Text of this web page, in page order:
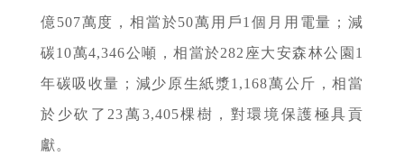
億507萬度，相當於50萬用戶1個月用電量；減
碳10萬4,346公噸，相當於282座大安森林公園1
年碳吸收量；減少原生紙漿1,168萬公斤，相當
於少砍了23萬3,405棵樹，對環境保護極具貢
獻。